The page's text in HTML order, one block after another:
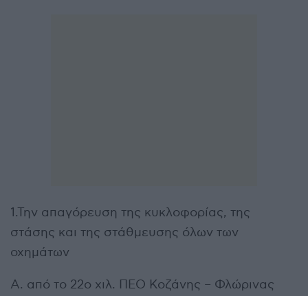
1.Την απαγόρευση της κυκλοφορίας, της
στάσης και της στάθμευσης όλων των
οχημάτων
Α. από το 22ο χιλ. ΠΕΟ Κοζάνης – Φλώρινας